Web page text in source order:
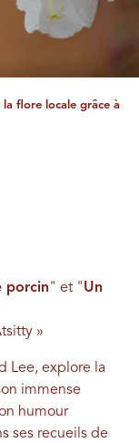
flore locale grâce à
porcin" et "Un
»
Lee, explore la
immense
humour
ses recueils de